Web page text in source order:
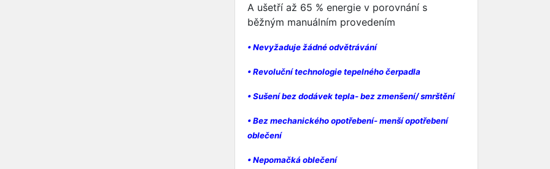
A ušetří až 65 % energie v porovnání s
běžným manuálním provedením
• Nevyžaduje žádné odvětrávání
• Revoluční technologie tepelného čerpadla
• Sušení bez dodávek tepla- bez zmenšení/ smrštění
• Bez mechanického opotřebení- menší opotřebení
oblečení
• Nepomačká oblečení